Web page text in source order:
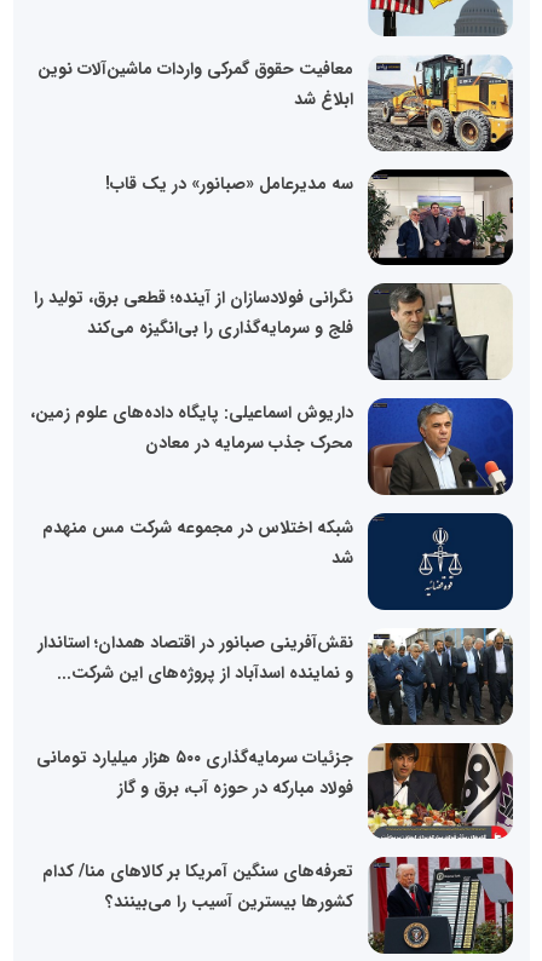
معافیت حقوق گمرکی واردات ماشین‌آلات نوین
ابلاغ شد
سه مدیرعامل «صبانور» در یک قاب!
نگرانی فولادسازان از آینده؛ قطعی برق، تولید را
فلج و سرمایه‌گذاری را بی‌انگیزه می‌کند
داریوش اسماعیلی: پایگاه داده‌های علوم زمین،
محرک جذب سرمایه در معادن
شبکه اختلاس در مجموعه شرکت مس منهدم
شد
نقش‌آفرینی صبانور در اقتصاد همدان؛ استاندار
و نماینده اسدآباد از پروژه‌های این شرکت...
جزئیات سرمایه‌گذاری ۵۰۰ هزار میلیارد تومانی
فولاد مبارکه در حوزه آب، برق و گاز
تعرفه‌های سنگین آمریکا بر کالاهای منا/ کدام
کشورها بیسترین آسیب را می‌بینند؟